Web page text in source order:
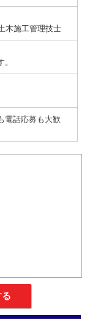
木施工管理技士
電話応募も大歓